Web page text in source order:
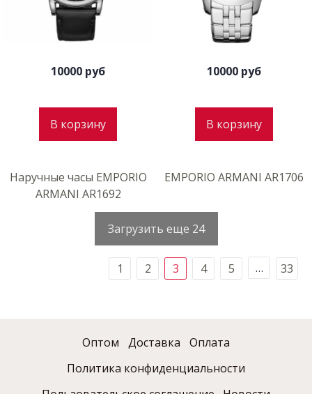
10000 руб
В корзину
Наручные часы EMPORIO
ARMANI AR1692
10000 руб
В корзину
EMPORIO ARMANI AR1706
Загрузить еще 24
1 2 3 4 5 … 33
Оптом Доставка
Оплата
Политика конфиденциальности